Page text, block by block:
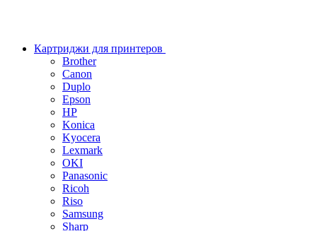
Картриджи для принтеров
Brother
Canon
Duplo
Epson
HP
Konica
Kyocera
Lexmark
OKI
Panasonic
Ricoh
Riso
Samsung
Sharp